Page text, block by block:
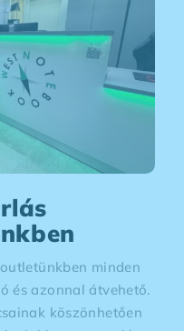
minden
és azonnal átvehető.
köszönhetően